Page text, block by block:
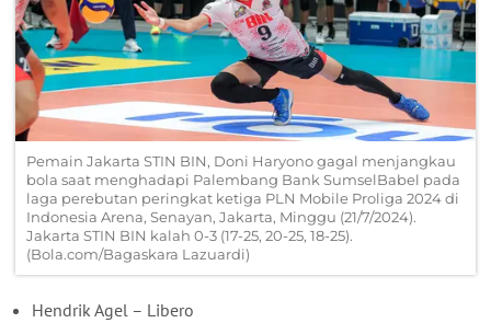
Pemain Jakarta STIN BIN, Doni Haryono gagal menjangkau
bola saat menghadapi Palembang Bank SumselBabel pada
laga perebutan peringkat ketiga PLN Mobile Proliga 2024 di
Indonesia Arena, Senayan, Jakarta, Minggu (21/7/2024).
Jakarta STIN BIN kalah 0-3 (17-25, 20-25, 18-25).
(Bola.com/Bagaskara Lazuardi)
Hendrik Agel – Libero